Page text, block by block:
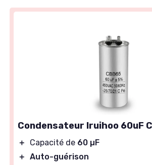
Condensateur Iruihoo 60uF
＋ Capacité de 60 µF
＋ Auto-guérison